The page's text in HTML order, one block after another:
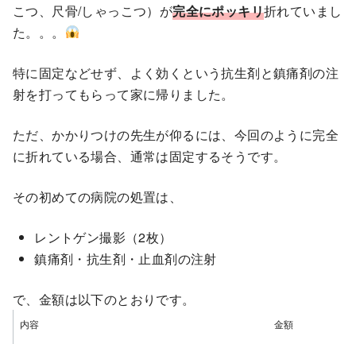
こつ、尺骨/しゃっこつ）が完全にポッキリ折れていまし
た。。。
特に固定などせず、よく効くという抗生剤と鎮痛剤の注
射を打ってもらって家に帰りました。
ただ、かかりつけの先生が仰るには、今回のように完全
に折れている場合、通常は固定するそうです。
その初めての病院の処置は、
レントゲン撮影（2枚）
鎮痛剤・抗生剤・止血剤の注射
で、金額は以下のとおりです。
内容 金額